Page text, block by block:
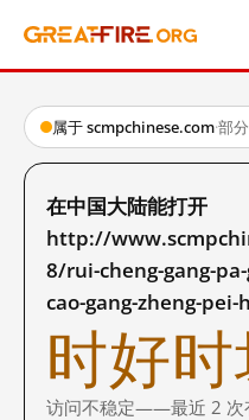
属于 scmpchinese.com·部
在中国大陆能打开
http://
8/rui-cheng-gang-
cao-gang-zheng-pei-
时好时
访问不稳定——最近 2 次